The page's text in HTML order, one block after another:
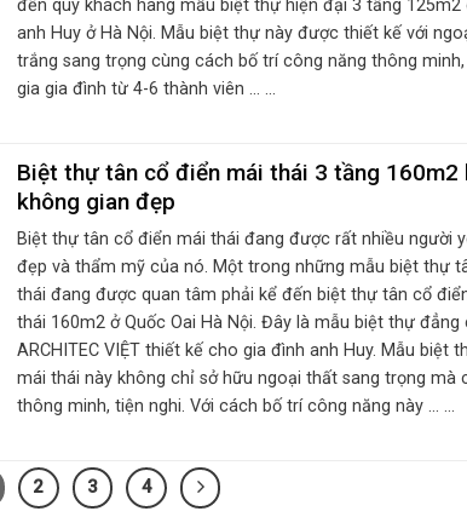
đến quý khách hàng mẫu biệt thự hiện đại 3 tầng 125m2
anh Huy ở Hà Nội. Mẫu biệt thự này được thiết kế với
trắng sang trọng cùng cách bố trí công năng thông minh,
gia gia đình từ 4-6 thành viên ... ...
Biệt thự tân cổ điển mái thái 3 tầng 160m2
không gian đẹp
Biệt thự tân cổ điển mái thái đang được rất nhiều người
đẹp và thẩm mỹ của nó. Một trong những mẫu biệt thự
thái đang được quan tâm phải kể đến biệt thự tân cổ
thái 160m2 ở Quốc Oai Hà Nội. Đây là mẫu biệt thự đẳng
ARCHITEC VIỆT thiết kế cho gia đình anh Huy. Mẫu biệt
mái thái này không chỉ sở hữu ngoại thất sang trọng mà
thông minh, tiện nghi. Với cách bố trí công năng này ... ...
2 3 4